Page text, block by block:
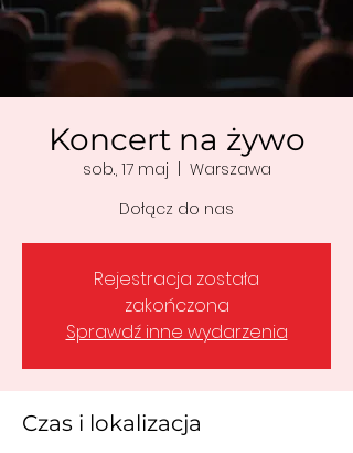
Koncert na żywo
sob., 17 maj
Warszawa
Dołącz do nas
Rejestracja została
zakończona
Sprawdź inne wydarzenia
Czas i lokalizacja